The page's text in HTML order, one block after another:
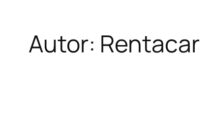
Autor: Rentacar